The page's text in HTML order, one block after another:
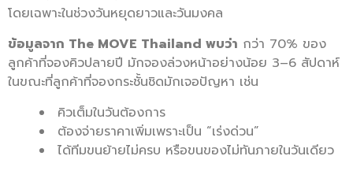
โดยเฉพาะในช่วงวันหยุดยาวและวันมงคล
ข้อมูลจาก The MOVE Thailand พบว่า กว่า 70% ของ
ลูกค้าที่จองคิวปลายปี มักจองล่วงหน้าอย่างน้อย 3–6 สัปดาห์
ในขณะที่ลูกค้าที่จองกระชั้นชิดมักเจอปัญหา เช่น
คิวเต็มในวันต้องการ
ต้องจ่ายราคาเพิ่มเพราะเป็น “เร่งด่วน”
ได้ทีมขนย้ายไม่ครบ หรือขนของไม่ทันภายในวันเดียว